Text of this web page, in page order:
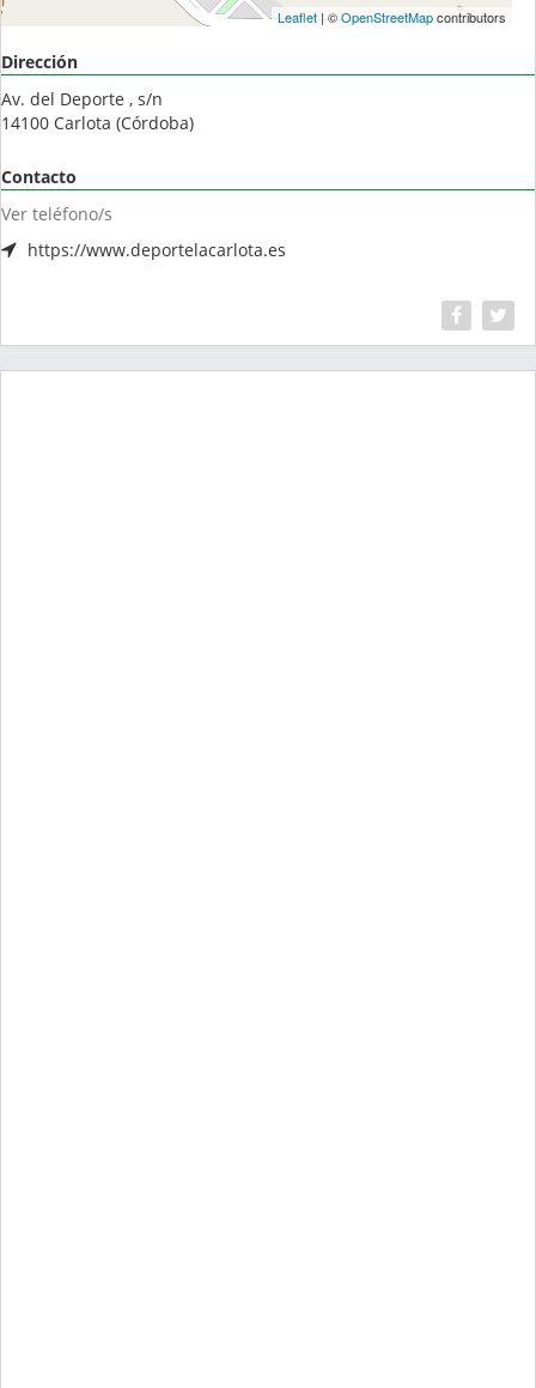
Leaflet| ©OpenStreetMapcontributors
Dirección
Av. del Deporte , s/n
14100 Carlota (Córdoba)
Contacto
Ver teléfono/s
https://www.deportelacarlota.es